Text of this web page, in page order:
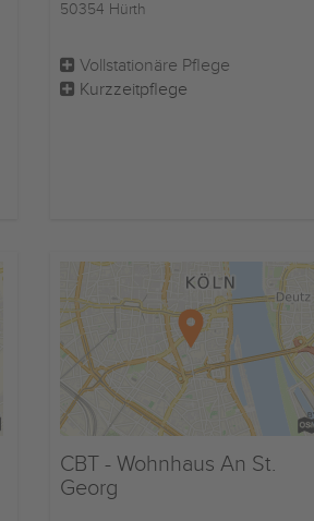
50354 Hürth
Vollstationäre Pflege
Kurzzeitpflege
CBT - Wohnhaus An St.
Georg